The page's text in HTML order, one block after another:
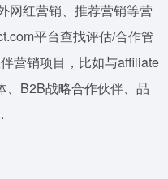
网红营销、推荐营销等营
平台查找评估/合作管
营销项目，比如与affiliate
、B2B战略合作伙伴、品